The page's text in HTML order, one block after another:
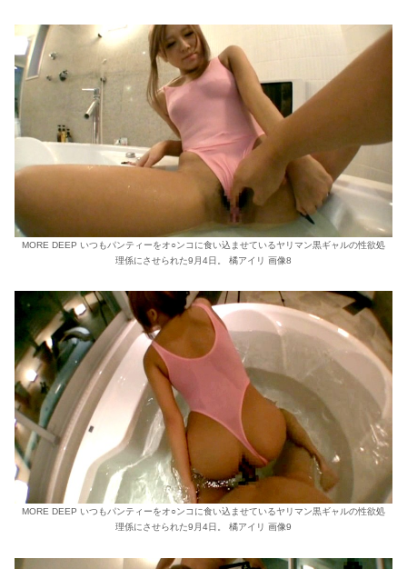
MORE DEEP いつもパンティーをオ○ンコに食い込ませているヤリマン黒ギャルの性欲処
理係にさせられた9月4日。 橘アイリ 画像8
MORE DEEP いつもパンティーをオ○ンコに食い込ませているヤリマン黒ギャルの性欲処
理係にさせられた9月4日。 橘アイリ 画像9